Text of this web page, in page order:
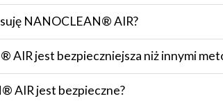
NANOCLEAN® AIR?
jest bezpieczniejsza niż innymi
AIR jest bezpieczne?